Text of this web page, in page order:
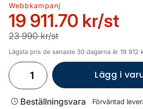
Webbkampanj
19 911.70 kr/st
23 990 kr/st
Lägsta pris de senaste 30 dagarna är 19 912
Lägg i
Beställningsvara Förväntad